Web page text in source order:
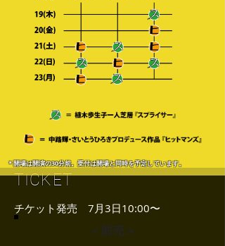
TICKET
＜前売＞
＊開場は開演の30分前。受付は開場と同時を予定しています。
チケット発売 7月3日10:00〜